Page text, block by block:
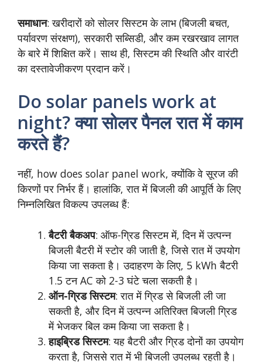
समाधान: खरीदारों को सोलर सिस्टम के लाभ (बिजली बचत,
पर्यावरण संरक्षण), सरकारी सब्सिडी, और कम रखरखाव लागत
के बारे में शिक्षित करें। साथ ही, सिस्टम की स्थिति और वारंटी
का दस्तावेजीकरण प्रदान करें।
Do solar panels work at
night? क्या सोलर पैनल रात में काम
करते हैं?
नहीं, how does solar panel work, क्योंकि वे सूरज की
किरणों पर निर्भर हैं। हालांकि, रात में बिजली की आपूर्ति के लिए
निम्नलिखित विकल्प उपलब्ध हैं:
बैटरी बैकअप: ऑफ-ग्रिड सिस्टम में, दिन में उत्पन्न
बिजली बैटरी में स्टोर की जाती है, जिसे रात में उपयोग
किया जा सकता है। उदाहरण के लिए, 5 kWh बैटरी
1.5 टन AC को 2-3 घंटे चला सकती है।
ऑन-ग्रिड सिस्टम: रात में ग्रिड से बिजली ली जा
सकती है, और दिन में उत्पन्न अतिरिक्त बिजली ग्रिड
में भेजकर बिल कम किया जा सकता है।
हाइब्रिड सिस्टम: यह बैटरी और ग्रिड दोनों का उपयोग
करता है, जिससे रात में भी बिजली उपलब्ध रहती है।